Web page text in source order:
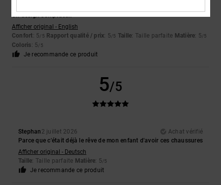
Un design somptueux
Afficher original - English
Confort: 5/5 Rapport qualité / prix: 5/5 Taille: Taille parfaite Matière: 5/5
Coloris: 5/5
Je recommande ce produit
5/5
Stephan 2 juillet 2026
Achat vérifié
Parce que c'était déjà le rêve de mon enfant d'avoir ces chaussures
Afficher original - Deutsch
Taille: Taille parfaite Matière: 5/5
Je recommande ce produit